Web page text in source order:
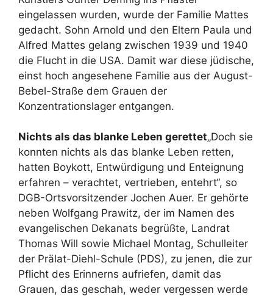
eingelassen wurden, wurde der Familie Mattes
gedacht. Sohn Arnold und den Eltern Paula und
Alfred Mattes gelang zwischen 1939 und 1940
die Flucht in die USA. Damit war diese jüdische,
einst hoch angesehene Familie aus der August-
Bebel-Straße dem Grauen der
Konzentrationslager entgangen.
Nichts als das blanke Leben gerettet„Doch sie
konnten nichts als das blanke Leben retten,
hatten Boykott, Entwürdigung und Enteignung
erfahren – verachtet, vertrieben, entehrt“, so
DGB-Ortsvorsitzender Jochen Auer. Er gehörte
neben Wolfgang Prawitz, der im Namen des
evangelischen Dekanats begrüßte, Landrat
Thomas Will sowie Michael Montag, Schulleiter
der Prälat-Diehl-Schule (PDS), zu jenen, die zur
Pflicht des Erinnerns aufriefen, damit das
Grauen, das geschah, weder vergessen werde